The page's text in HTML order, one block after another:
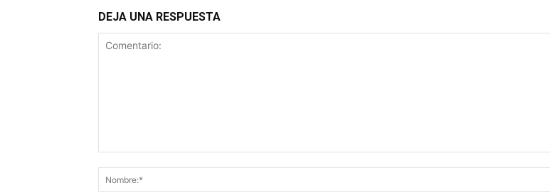
DEJA UNA RESPUESTA